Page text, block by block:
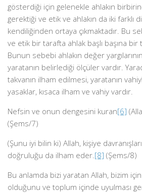
gösterdiği için gelenekle ahlakın
gerektiği ve etik ve ahlakın da iki farklı
kendiliğinden ortaya çıkmaktadır. Bu
ve etik bir tarafta ahlak başlı başına bir
Bunun sebebi ahlakın değer
yaratanın belirlediği ölçüler vardır.
takvanın ilham edilmesi, yaratanın
yasaklar, kısaca ilham ve vahiy vardır.
Nefsin ve onun dengesini kuran[6]
(Şems/7)
(Şunu iyi bilin ki) Allah, kişiye
doğruluğu da ilham eder.[8] (Şems/8)
Bu anlamda bizi yaratan Allah, bizim
olduğunu ve toplum içinde uyulması